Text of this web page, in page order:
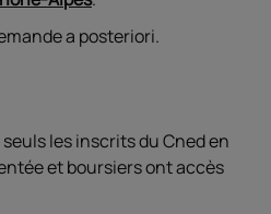
a posteriori.
les inscrits du Cned en
et boursiers ont accès